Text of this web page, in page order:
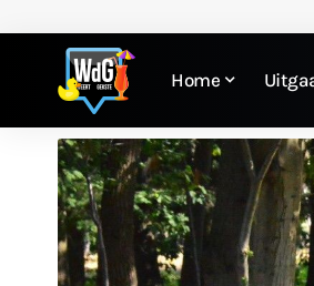
Home